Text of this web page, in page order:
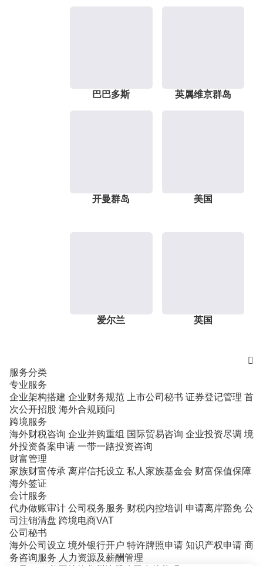
巴巴多斯 英属维京群岛
开曼群岛 美国
爱尔兰 英国

服务分类
专业服务
企业架构搭建 企业财务规范 上市公司秘书 证券登记管理 首
次公开招股 海外合规顾问
跨境服务
海外财税咨询 企业并购重组 国际贸易咨询 企业投资尽调 境
外投资备案申请 一带一路投资咨询
财富管理
家族财富传承 离岸信托设立 私人家族基金会 财富保值保障
海外签证
会计服务
代办做账审计 公司税务服务 财税内控培训 申请离岸豁免 公
司注销清盘 跨境电商VAT
公司秘书
海外公司设立 境外银行开户 特许牌照申请 知识产权申请 商
务咨询服务 人力资源及薪酬管理